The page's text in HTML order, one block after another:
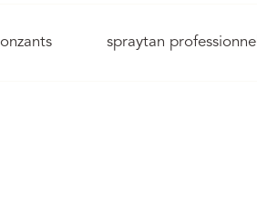
spraytan professionnel